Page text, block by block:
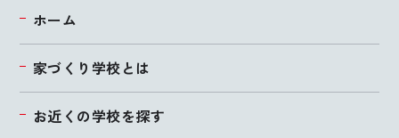
ホーム
家づくり学校とは
お近くの学校を探す